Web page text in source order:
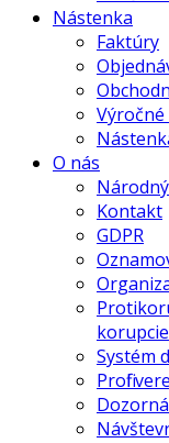
Nástenka
Faktúry
O nás
Kontakt
GDPR
korupcie
Systém
Profil